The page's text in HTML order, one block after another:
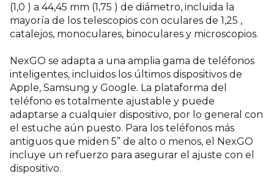
(1,0 ) a 44,45 mm (1,75 ) de diámetro, incluida la
mayoría de los telescopios con oculares de 1,25 ,
catalejos, monoculares, binoculares y microscopios.
NexGO se adapta a una amplia gama de teléfonos
inteligentes, incluidos los últimos dispositivos de
Apple, Samsung y Google. La plataforma del
teléfono es totalmente ajustable y puede
adaptarse a cualquier dispositivo, por lo general con
el estuche aún puesto. Para los teléfonos más
antiguos que miden 5” de alto o menos, el NexGO
incluye un refuerzo para asegurar el ajuste con el
dispositivo.